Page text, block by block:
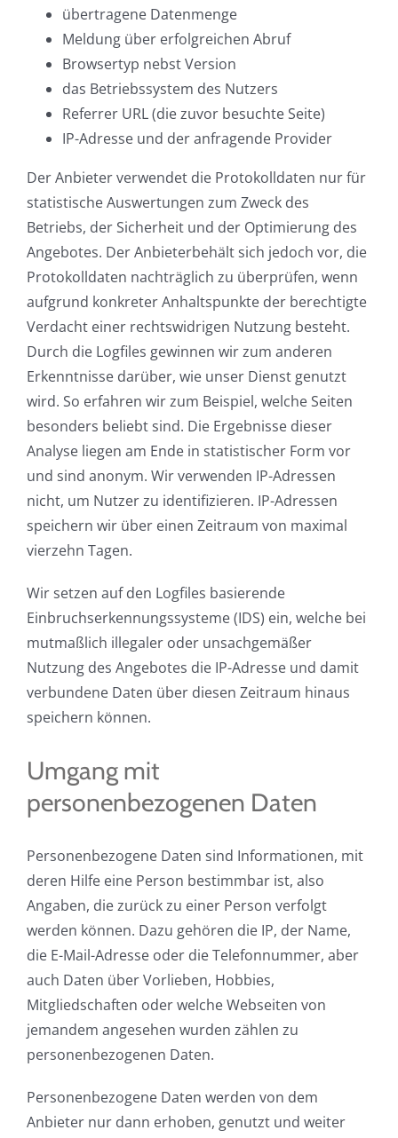
übertragene Datenmenge
Meldung über erfolgreichen Abruf
Browsertyp nebst Version
das Betriebssystem des Nutzers
Referrer URL (die zuvor besuchte Seite)
IP-Adresse und der anfragende Provider
Der Anbieter verwendet die Protokolldaten nur für
statistische Auswertungen zum Zweck des
Betriebs, der Sicherheit und der Optimierung des
Angebotes. Der Anbieterbehält sich jedoch vor, die
Protokolldaten nachträglich zu überprüfen, wenn
aufgrund konkreter Anhaltspunkte der berechtigte
Verdacht einer rechtswidrigen Nutzung besteht.
Durch die Logfiles gewinnen wir zum anderen
Erkenntnisse darüber, wie unser Dienst genutzt
wird. So erfahren wir zum Beispiel, welche Seiten
besonders beliebt sind. Die Ergebnisse dieser
Analyse liegen am Ende in statistischer Form vor
und sind anonym. Wir verwenden IP-Adressen
nicht, um Nutzer zu identifizieren. IP-Adressen
speichern wir über einen Zeitraum von maximal
vierzehn Tagen.
Wir setzen auf den Logfiles basierende
Einbruchserkennungssysteme (IDS) ein, welche bei
mutmaßlich illegaler oder unsachgemäßer
Nutzung des Angebotes die IP-Adresse und damit
verbundene Daten über diesen Zeitraum hinaus
speichern können.
Umgang mit
personenbezogenen Daten
Personenbezogene Daten sind Informationen, mit
deren Hilfe eine Person bestimmbar ist, also
Angaben, die zurück zu einer Person verfolgt
werden können. Dazu gehören die IP, der Name,
die E-Mail-Adresse oder die Telefonnummer, aber
auch Daten über Vorlieben, Hobbies,
Mitgliedschaften oder welche Webseiten von
jemandem angesehen wurden zählen zu
personenbezogenen Daten.
Personenbezogene Daten werden von dem
Anbieter nur dann erhoben, genutzt und weiter